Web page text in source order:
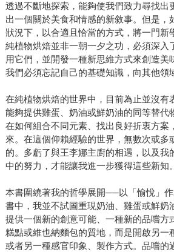
透過不斷地探索，能夠使我們致力尋找出
出一個關於美食和情感的新敘事。但是，
狀況下，以合適且恰當的方式，將一門新
純植物烘焙並非一朝一夕之功，必須深入
用它們，並開發一種新思維方式來創造美
我們必須忘記自己的基礎知識，向其他領
在純植物烘焙的世界中，目前為止並沒有
能夠提供雞蛋、奶油或鮮奶油的同等替代
在如何組合不同元素、找出良好折衷方案
來。在這個仰賴經驗的世界，無數次或多
的。多虧了與王李娜主廚的相遇，以及我
中的努力，才能讓我進一步獲得這些新知。
本書圍繞著我的哲學展開──以「愉悅」
書中，我並不試圖重現奶油、雞蛋或鮮奶
提供一個新的創意可能、一種新的品嚐方
糕點或維也納麵包的質地，而是開啟另一
或者另一種感官印象、製作方式。品嚐的